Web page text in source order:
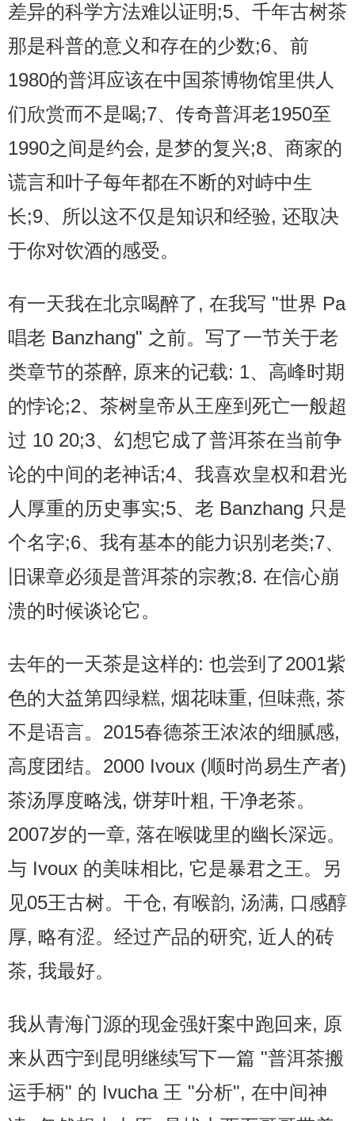
差异的科学方法难以证明;5、千年古树茶
那是科普的意义和存在的少数;6、前
1980的普洱应该在中国茶博物馆里供人
们欣赏而不是喝;7、传奇普洱老1950至
1990之间是约会, 是梦的复兴;8、商家的
谎言和叶子每年都在不断的对峙中生
长;9、所以这不仅是知识和经验, 还取决
于你对饮酒的感受。
有一天我在北京喝醉了, 在我写 "世界 Pa
唱老 Banzhang" 之前。写了一节关于老
类章节的茶醉, 原来的记载: 1、高峰时期
的悖论;2、茶树皇帝从王座到死亡一般超
过 10 20;3、幻想它成了普洱茶在当前争
论的中间的老神话;4、我喜欢皇权和君光
人厚重的历史事实;5、老 Banzhang 只是
个名字;6、我有基本的能力识别老类;7、
旧课章必须是普洱茶的宗教;8. 在信心崩
溃的时候谈论它。
去年的一天茶是这样的: 也尝到了2001紫
色的大益第四绿糕, 烟花味重, 但味燕, 茶
不是语言。2015春德茶王浓浓的细腻感,
高度团结。2000 Ivoux (顺时尚易生产者)
茶汤厚度略浅, 饼芽叶粗, 干净老茶。
2007岁的一章, 落在喉咙里的幽长深远。
与 Ivoux 的美味相比, 它是暴君之王。另
见05王古树。干仓, 有喉韵, 汤满, 口感醇
厚, 略有涩。经过产品的研究, 近人的砖
茶, 我最好。
我从青海门源的现金强奸案中跑回来, 原
来从西宁到昆明继续写下一篇 "普洱茶搬
运手柄" 的 Ivucha 王 "分析", 在中间神